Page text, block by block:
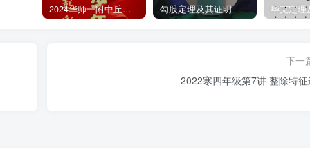
2024华师一附中丘班游园考试真题 勾股定理及其证明 毕克定理
下一
2022寒四年级第7讲 整除特